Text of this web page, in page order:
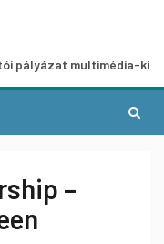
multimédia-kiállításhoz
–